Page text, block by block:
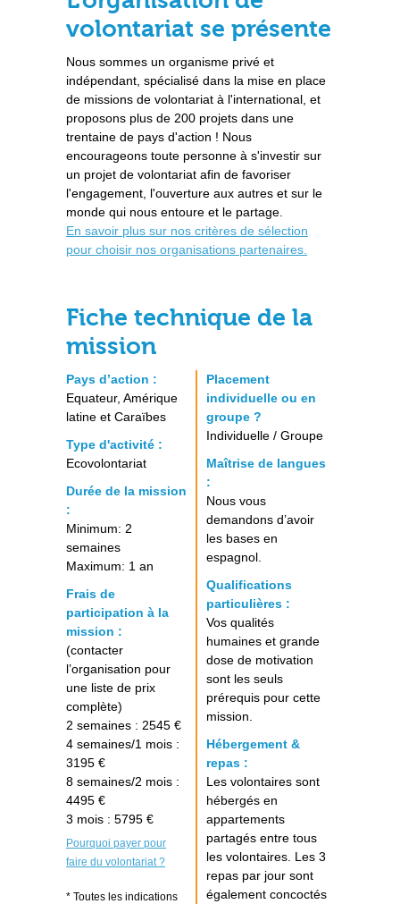
volontariat se présente
Nous sommes un organisme privé et
indépendant, spécialisé dans la mise en place
de missions de volontariat à l'international, et
proposons plus de 200 projets dans une
trentaine de pays d'action ! Nous
encourageons toute personne à s'investir sur
un projet de volontariat afin de favoriser
l'engagement, l'ouverture aux autres et sur le
monde qui nous entoure et le partage.
En savoir plus sur nos critères de sélection
pour choisir nos organisations partenaires.
Fiche technique de la
mission
Pays d’action :
Equateur, Amérique
latine et Caraïbes
Type d'activité :
Ecovolontariat
Durée de la mission
:
Minimum: 2
semaines
Maximum: 1 an
Frais de
participation à la
mission :
(contacter
l’organisation pour
une liste de prix
complète)
2 semaines : 2545 €
4 semaines/1 mois :
3195 €
8 semaines/2 mois :
4495 €
3 mois : 5795 €
Pourquoi payer pour
faire du volontariat ?
* Toutes les indications
Placement
individuelle ou en
groupe ?
Individuelle / Groupe
Maîtrise de langues
:
Nous vous
demandons d’avoir
les bases en
espagnol.
Qualifications
particulières :
Vos qualités
humaines et grande
dose de motivation
sont les seuls
prérequis pour cette
mission.
Hébergement &
repas :
Les volontaires sont
hébergés en
appartements
partagés entre tous
les volontaires. Les 3
repas par jour sont
également concoctés